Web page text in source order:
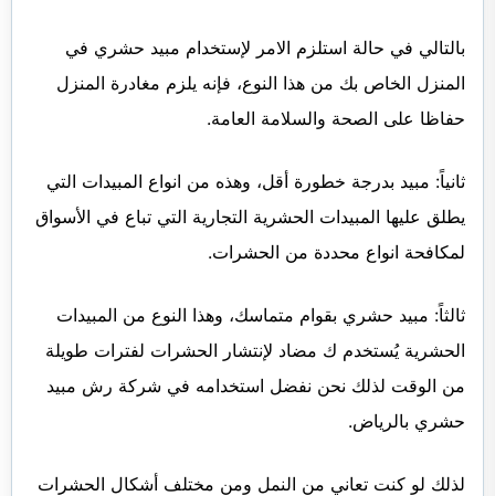
بالتالي في حالة استلزم الامر لإستخدام مبيد حشري في
المنزل الخاص بك من هذا النوع، فإنه يلزم مغادرة المنزل
حفاظا على الصحة والسلامة العامة.
ثانياً: مبيد بدرجة خطورة أقل، وهذه من انواع المبيدات التي
يطلق عليها المبيدات الحشرية التجارية التي تباع في الأسواق
لمكافحة انواع محددة من الحشرات.
ثالثاً: مبيد حشري بقوام متماسك، وهذا النوع من المبيدات
الحشرية يُستخدم ك مضاد لإنتشار الحشرات لفترات طويلة
من الوقت لذلك نحن نفضل استخدامه في شركة رش مبيد
حشري بالرياض.
لذلك لو كنت تعاني من النمل ومن مختلف أشكال الحشرات